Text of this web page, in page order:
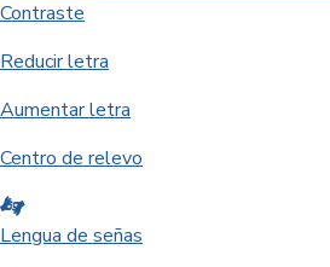
Contraste
Reducir letra
Aumentar letra
Centro de relevo
Lengua de señas